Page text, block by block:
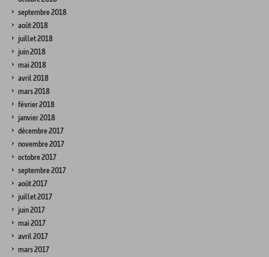
septembre 2018
août 2018
juillet 2018
juin 2018
mai 2018
avril 2018
mars 2018
février 2018
janvier 2018
décembre 2017
novembre 2017
octobre 2017
septembre 2017
août 2017
juillet 2017
juin 2017
mai 2017
avril 2017
mars 2017